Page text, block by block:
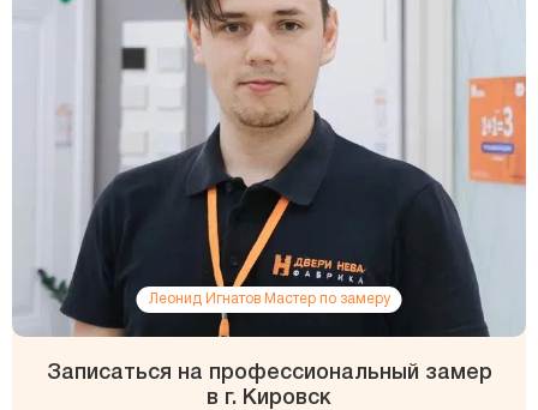
Леонид Игнатов Мастер по замеру
Записаться на профессиональный замер
в г. Кировск